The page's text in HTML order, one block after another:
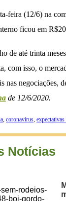
feira (12/6) na
ficou em
de até trinta
com isso, o
nas negociações,
de 12/6/2020.
, coronavírus,
Notícias